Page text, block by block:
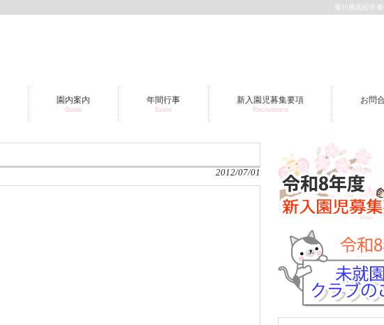
香川県高松市
園内案内
Guide
年間行事
Event
新入園児募集要項
Recruitment
お問
2012/07/01